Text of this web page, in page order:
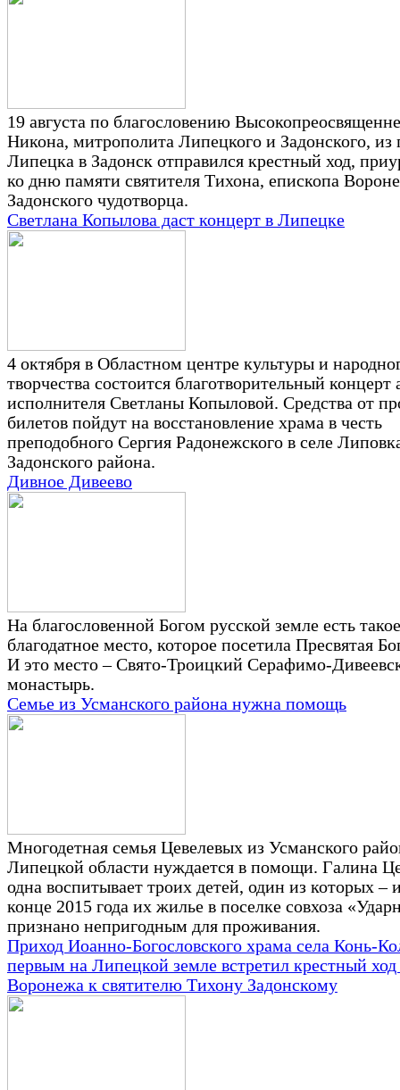
19 августа по благословению
Никона, митрополита Липецкого и Задонского, из
Липецка в Задонск отправился крестный ход,
ко дню памяти святителя Тихона, епископа
Задонского чудотворца.
Светлана Копылова даст концерт в Липецке
4 октября в Областном центре культуры и
творчества состоится благотворительный концерт
исполнителя Светланы Копыловой. Средства от
билетов пойдут на восстановление храма в честь
преподобного Сергия Радонежского в селе
Задонского района.
Дивное Дивеево
На благословенной Богом русской земле есть такое
благодатное место, которое посетила Пресвятая
И это место – Свято-Троицкий Серафимо-
монастырь.
Семье из Усманского района нужна помощь
Многодетная семья Цевелевых из Усманского
Липецкой области нуждается в помощи. Галина
одна воспитывает троих детей, один из которых –
конце 2015 года их жилье в поселке совхоза
признано непригодным для проживания.
Приход Иоанно-Богословского храма села Конь-
первым на Липецкой земле встретил крестный ход
Воронежа к святителю Тихону Задонскому